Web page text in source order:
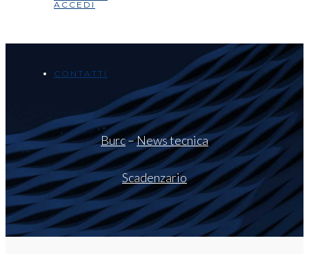
ACCEDI
CONTATTI
Burc–News tecnica
Scadenzario